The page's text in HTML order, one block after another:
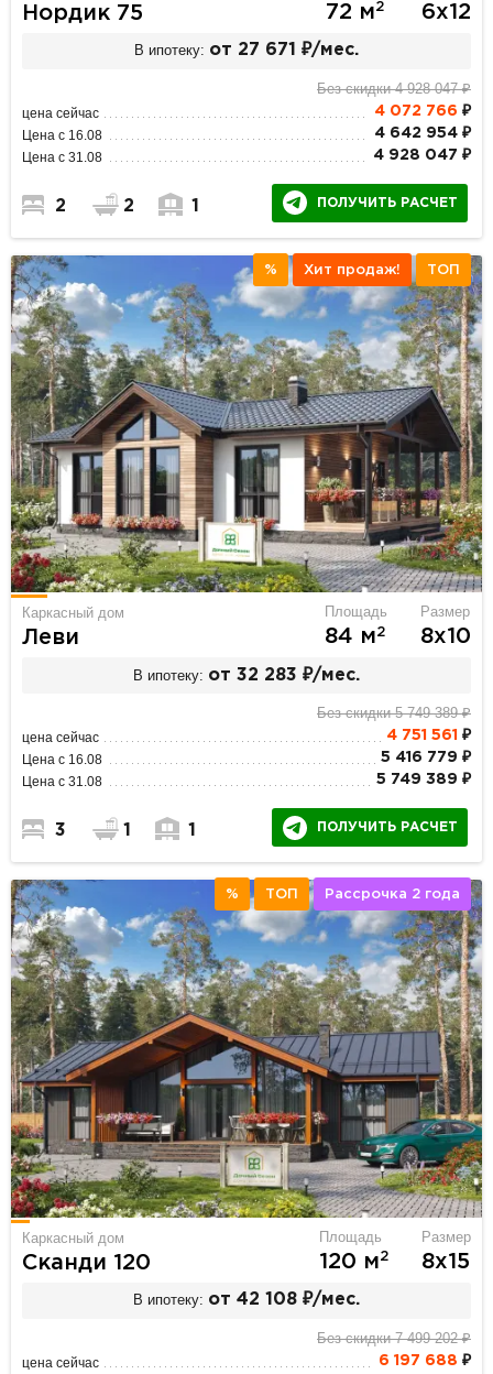
Нордик 75 72 м2 6х12
В ипотеку: от 27 671 ₽/мес.
Без скидки 4 928 047 ₽
цена сейчас 4 072 766 ₽
Цена с 16.08 4 642 954 ₽
Цена с 31.08 4 928 047 ₽
2 2 1 ПОЛУЧИТЬ РАСЧЕТ
% Хит продаж! ТОП
Каркасный дом
Леви
Площадь
84 м2
Размер
8х10
В ипотеку: от 32 283 ₽/мес.
Без скидки 5 749 389 ₽
цена сейчас 4 751 561 ₽
Цена с 16.08 5 416 779 ₽
Цена с 31.08 5 749 389 ₽
3 1 1 ПОЛУЧИТЬ РАСЧЕТ
% ТОП Рассрочка 2 года
Каркасный дом
Сканди 120
Площадь
120 м2
Размер
8х15
В ипотеку: от 42 108 ₽/мес.
Без скидки 7 499 202 ₽
цена сейчас 6 197 688 ₽